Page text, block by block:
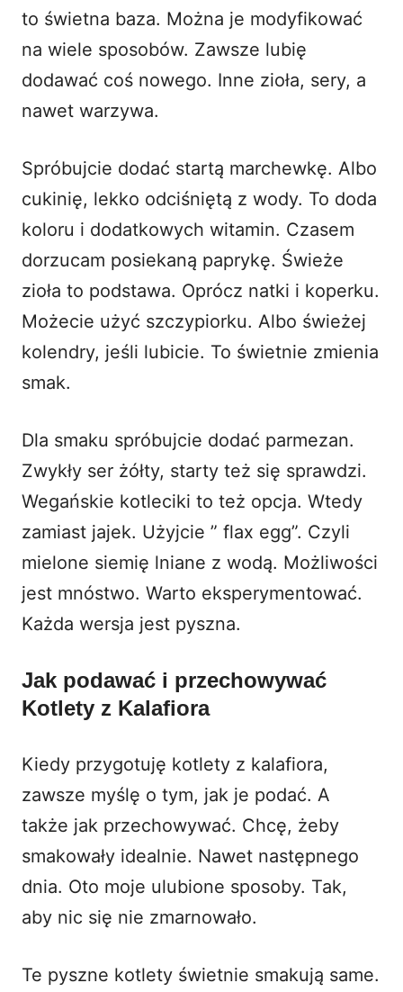
to świetna baza. Można je modyfikować
na wiele sposobów. Zawsze lubię
dodawać coś nowego. Inne zioła, sery, a
nawet warzywa.
Spróbujcie dodać startą marchewkę. Albo
cukinię, lekko odciśniętą z wody. To doda
koloru i dodatkowych witamin. Czasem
dorzucam posiekaną paprykę. Świeże
zioła to podstawa. Oprócz natki i koperku.
Możecie użyć szczypiorku. Albo świeżej
kolendry, jeśli lubicie. To świetnie zmienia
smak.
Dla smaku spróbujcie dodać parmezan.
Zwykły ser żółty, starty też się sprawdzi.
Wegańskie kotleciki to też opcja. Wtedy
zamiast jajek. Użyjcie ” flax egg”. Czyli
mielone siemię lniane z wodą. Możliwości
jest mnóstwo. Warto eksperymentować.
Każda wersja jest pyszna.
Jak podawać i przechowywać
Kotlety z Kalafiora
Kiedy przygotuję kotlety z kalafiora,
zawsze myślę o tym, jak je podać. A
także jak przechowywać. Chcę, żeby
smakowały idealnie. Nawet następnego
dnia. Oto moje ulubione sposoby. Tak,
aby nic się nie zmarnowało.
Te pyszne kotlety świetnie smakują same.